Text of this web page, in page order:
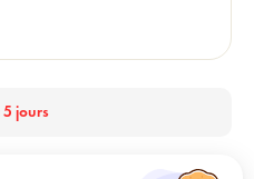
5 jours